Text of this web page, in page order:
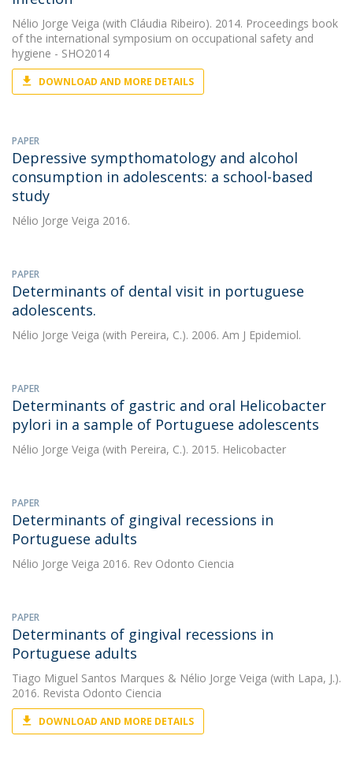
Nélio Jorge Veiga (with Cláudia Ribeiro). 2014. Proceedings book
of the international symposium on occupational safety and
hygiene - SHO2014
DOWNLOAD AND MORE DETAILS
PAPER
Depressive sympthomatology and alcohol
consumption in adolescents: a school-based
study
Nélio Jorge Veiga 2016.
PAPER
Determinants of dental visit in portuguese
adolescents.
Nélio Jorge Veiga (with Pereira, C.). 2006. Am J Epidemiol.
PAPER
Determinants of gastric and oral Helicobacter
pylori in a sample of Portuguese adolescents
Nélio Jorge Veiga (with Pereira, C.). 2015. Helicobacter
PAPER
Determinants of gingival recessions in
Portuguese adults
Nélio Jorge Veiga 2016. Rev Odonto Ciencia
PAPER
Determinants of gingival recessions in
Portuguese adults
Tiago Miguel Santos Marques & Nélio Jorge Veiga (with Lapa, J.).
2016. Revista Odonto Ciencia
DOWNLOAD AND MORE DETAILS